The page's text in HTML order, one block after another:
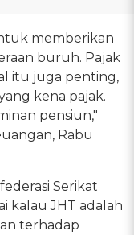
memberikan
buruh. Pajak
itu juga penting,
kena pajak.
pensiun,"
Rabu
Serikat
kalau JHT adalah
terhadap